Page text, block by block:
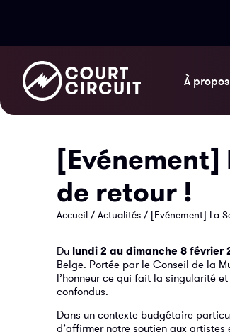
À propos
[Evénement]
de retour !
Accueil /Actualités / [Evénement] La
Du lundi 2 au dimanche 8 février
Belge. Portée par le Conseil de la
l’honneur ce qui fait la singularité
confondus.
Dans un contexte budgétaire
d’affirmer notre soutien aux